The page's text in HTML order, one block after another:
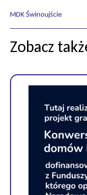
MDK Świnoujście
Zobacz